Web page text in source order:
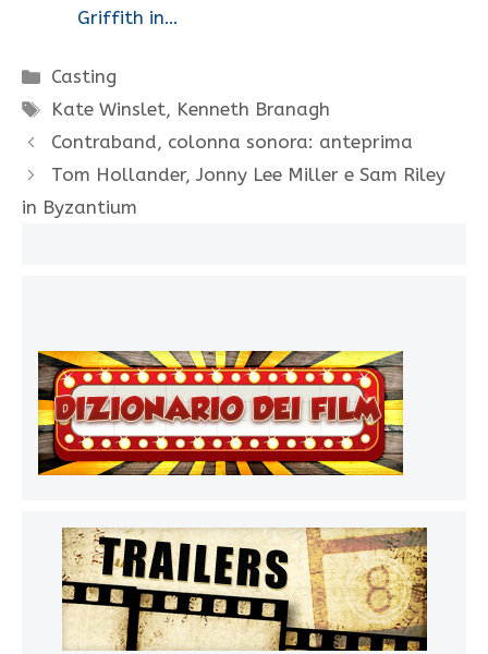
Griffith in…
Categorie
Casting
Tag
Kate Winslet, Kenneth Branagh
Contraband, colonna sonora: anteprima
Tom Hollander, Jonny Lee Miller e Sam Riley
in Byzantium